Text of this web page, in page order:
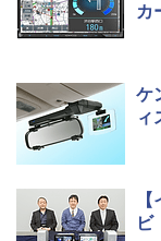
カ
ケ
ィ
ビ